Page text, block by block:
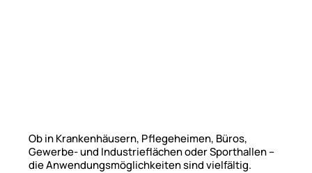
Ob in Krankenhäusern, Pflegeheimen, Büros,
Gewerbe- und Industrieflächen oder Sporthallen –
die Anwendungsmöglichkeiten sind vielfältig.